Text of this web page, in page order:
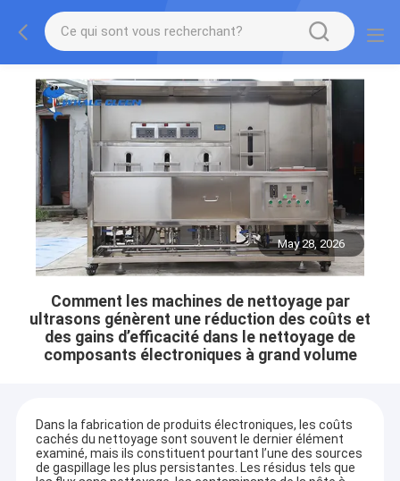
May 28, 2026
Comment les machines de nettoyage par
ultrasons génèrent une réduction des coûts et
des gains d’efficacité dans le nettoyage de
composants électroniques à grand volume
Dans la fabrication de produits électroniques, les coûts
cachés du nettoyage sont souvent le dernier élément
examiné, mais ils constituent pourtant l’une des sources
de gaspillage les plus persistantes. Les résidus tels que